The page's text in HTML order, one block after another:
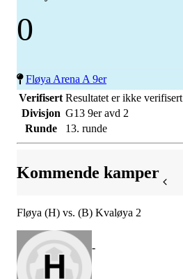
0
Fløya Arena A 9er
Verifisert Resultatet er ikke verifisert
Divisjon G13 9er avd 2
Runde
13. runde
Kommende kamper
Fløya (H) vs. (B) Kvaløya 2
-